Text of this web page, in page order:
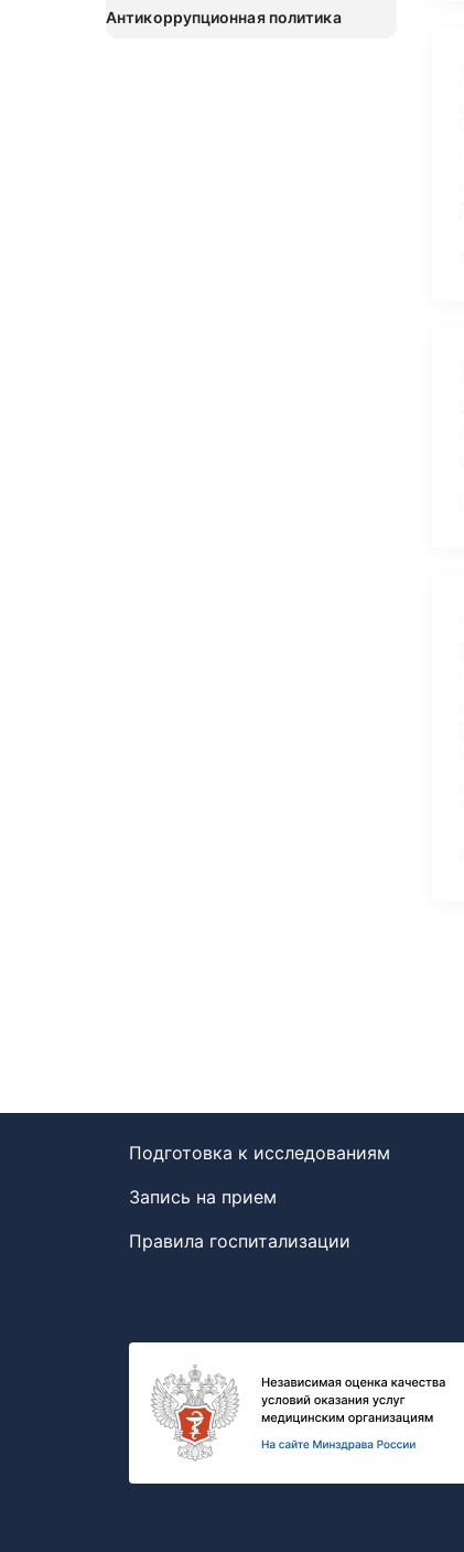
Антикоррупционная политика
Подготовка к исследованиям
Запись на прием
Правила госпитализации